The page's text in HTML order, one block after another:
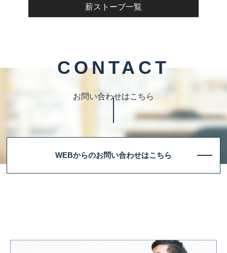
薪ストーブ一覧
CONTACT
お問い合わせはこちら
WEBからのお問い合わせはこちら